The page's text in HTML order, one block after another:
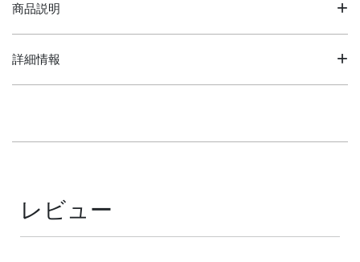
商品説明
詳細情報
レビュー